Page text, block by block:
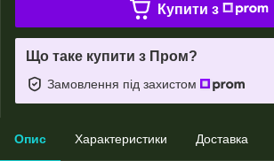
Купити з
Що таке купити з Пром?
Замовлення під захистом
Опис Характеристики Доставка